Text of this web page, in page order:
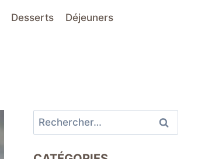
Desserts Déjeuners
Rechercher :